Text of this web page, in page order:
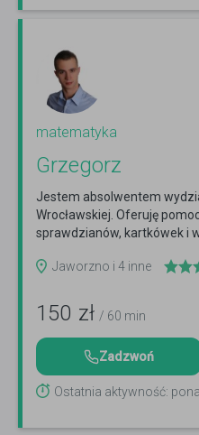
matematyka
Grzegorz
Jestem absolwentem
Wrocławskiej. Oferuję
sprawdzianów, kartkówek i
Jaworzno i 4 inne
150 zł / 60 min
Zadzwoń
Ostatnia aktywność: